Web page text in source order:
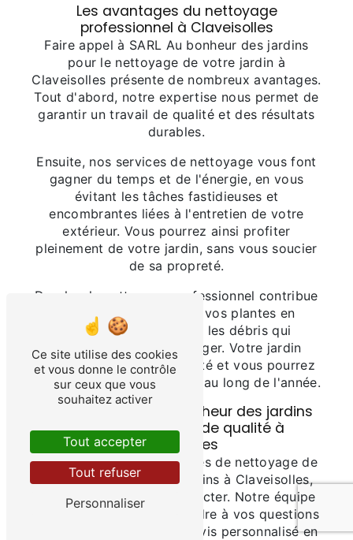
Les avantages du nettoyage
professionnel à Claveisolles
Faire appel à SARL Au bonheur des jardins
pour le nettoyage de votre jardin à
Claveisolles présente de nombreux avantages.
Tout d'abord, notre expertise nous permet de
garantir un travail de qualité et des résultats
durables.
Ensuite, nos services de nettoyage vous font
gagner du temps et de l'énergie, en vous
évitant les tâches fastidieuses et
encombrantes liées à l'entretien de votre
extérieur. Vous pourrez ainsi profiter
pleinement de votre jardin, sans vous soucier
de sa propreté.
De plus, le nettoyage professionnel contribue
à préserver la santé de vos plantes en
éliminant les saletés et les débris qui
pourraient les endommager. Votre jardin
restera ainsi en bonne santé et vous pourrez
en profiter pleinement tout au long de l'année.
Contactez SARL Au bonheur des jardins
pour un nettoyage de qualité à
Claveisolles
Pour bénéficier des services de nettoyage de
SARL Au bonheur des jardins à Claveisolles,
n'hésitez pas à nous contacter. Notre équipe
se fera un plaisir de répondre à vos questions
et de vous proposer un devis personnalisé en
Ce site utilise des cookies
et vous donne le contrôle
sur ceux que vous
souhaitez activer
Tout accepter
Tout refuser
Personnaliser